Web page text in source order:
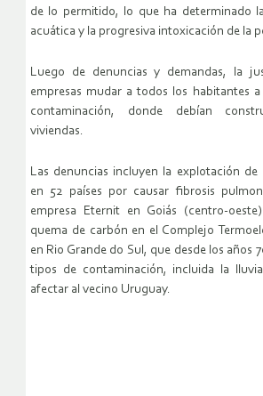
de lo permitido, lo que ha determinado
acuática y la progresiva intoxicación de la
Luego de denuncias y demandas, la
empresas mudar a todos los habitantes
contaminación, donde debían
viviendas.
Las denuncias incluyen la explotación
en 52 países por causar fibrosis
empresa Eternit en Goiás (centro-
quema de carbón en el Complejo
en Rio Grande do Sul, que desde los años
tipos de contaminación, incluida la
afectar al vecino Uruguay.